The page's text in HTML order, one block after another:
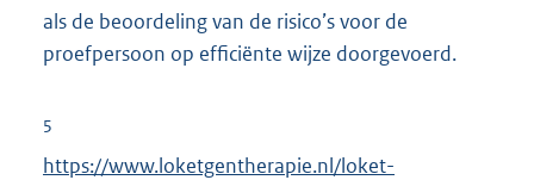
als de beoordeling van de risico’s voor de
proefpersoon op efficiënte wijze doorgevoerd.
5
E
https://www.loketgentherapie.nl/loket-